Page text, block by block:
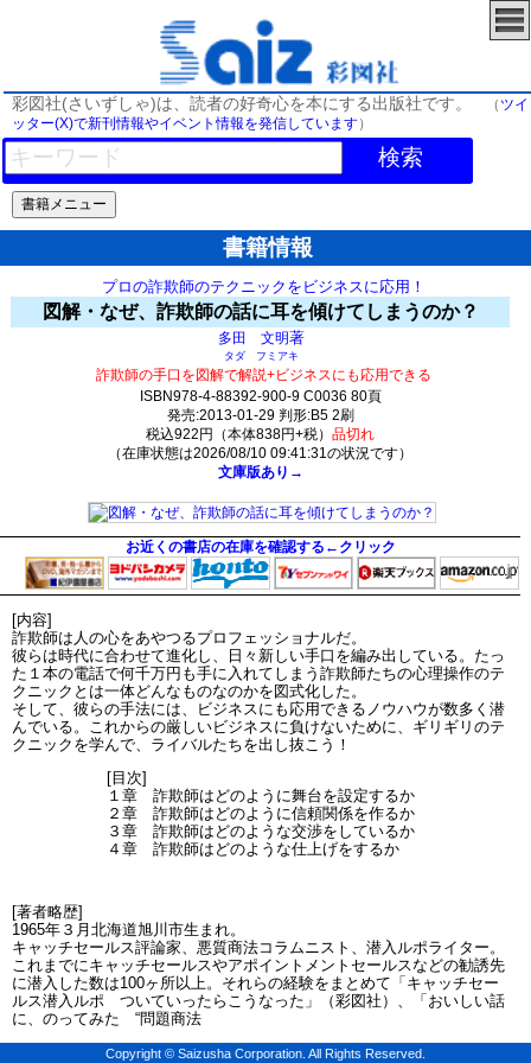
彩図社(さいずしゃ)は、読者の好奇心を本にする出版社です。 （ ツイ
ッター(X)で新刊情報やイベント情報を発信しています）
検索
書籍情報
プロの詐欺師のテクニックをビジネスに応用！
図解・なぜ、詐欺師の話に耳を傾けてしまうのか？
多田 文明著
タダ フミアキ
詐欺師の手口を図解で解説+ビジネスにも応用できる
ISBN978-4-88392-900-9 C0036 80頁
発売:2013-01-29 判形:B5 2刷
税込922円（本体838円+税）品切れ
（在庫状態は2026/08/10 09:41:31の状況です）
文庫版あり→
お近くの書店の在庫を確認する←クリック
[内容]
詐欺師は人の心をあやつるプロフェッショナルだ。
彼らは時代に合わせて進化し、日々新しい手口を編み出している。たっ
た１本の電話で何千万円も手に入れてしまう詐欺師たちの心理操作のテ
クニックとは一体どんなものなのかを図式化した。
そして、彼らの手法には、ビジネスにも応用できるノウハウが数多く潜
んでいる。これからの厳しいビジネスに負けないために、ギリギリのテ
クニックを学んで、ライバルたちを出し抜こう！
[目次]
１章 詐欺師はどのように舞台を設定するか
２章 詐欺師はどのように信頼関係を作るか
３章 詐欺師はどのような交渉をしているか
４章 詐欺師はどのような仕上げをするか
[著者略歴]
1965年３月北海道旭川市生まれ。
キャッチセールス評論家、悪質商法コラムニスト、潜入ルポライター。
これまでにキャッチセールスやアポイントメントセールスなどの勧誘先
に潜入した数は100ヶ所以上。それらの経験をまとめて「キャッチセー
ルス潜入ルポ ついていったらこうなった」（彩図社）、「おいしい話
に、のってみた “問題商法
Copyright © Saizusha Corporation. All Rights Reserved.